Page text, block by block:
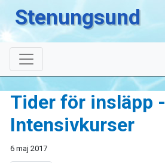
Stenungsund
Tider för insläpp -
Intensivkurser
6 maj 2017